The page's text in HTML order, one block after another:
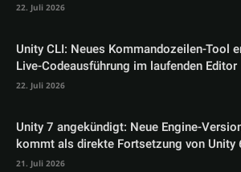
22. Juli 2026
Unity CLI: Neues Kommandozeilen-Tool
Live-Codeausführung im laufenden Editor
22. Juli 2026
Unity 7 angekündigt: Neue Engine-
kommt als direkte Fortsetzung von Unity
21. Juli 2026